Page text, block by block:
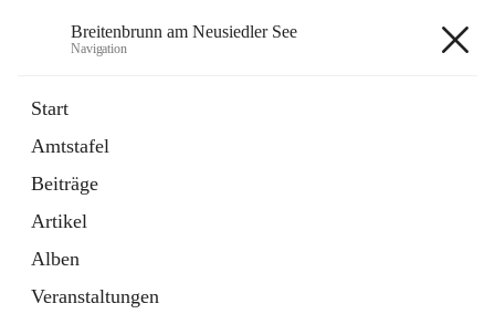
Breitenbrunn am Neusiedler See
Navigation
Start
Amtstafel
Beiträge
Artikel
Alben
Veranstaltungen
18 Schnellzugriffe
Gemeindeservice